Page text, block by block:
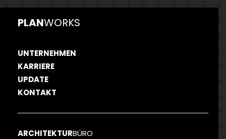
PLANWORKS
UNTERNEHMEN
KARRIERE
UPDATE
KONTAKT
ARCHITEKTURBÜRO